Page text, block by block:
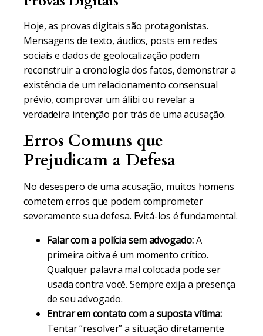
Hoje, as provas digitais são protagonistas.
Mensagens de texto, áudios, posts em redes
sociais e dados de geolocalização podem
reconstruir a cronologia dos fatos, demonstrar a
existência de um relacionamento consensual
prévio, comprovar um álibi ou revelar a
verdadeira intenção por trás de uma acusação.
Erros Comuns que
Prejudicam a Defesa
No desespero de uma acusação, muitos homens
cometem erros que podem comprometer
severamente sua defesa. Evitá-los é fundamental.
Falar com a polícia sem advogado:A
primeira oitiva é um momento crítico.
Qualquer palavra mal colocada pode ser
usada contra você. Sempre exija a presença
de seu advogado.
Entrar em contato com a suposta vítima:
Tentar “resolver” a situação diretamente